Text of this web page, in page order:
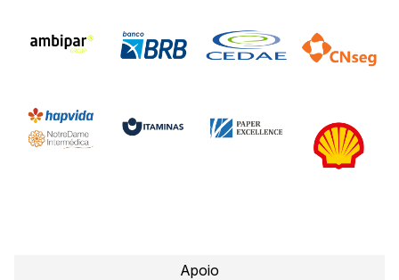
Apoio